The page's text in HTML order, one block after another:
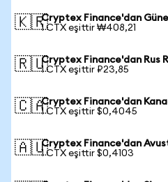
🇰🇷Cryptex Finance'dan
1 CTX eşittir ₩408,21
🇷🇺Cryptex Finance'dan Rus
1 CTX eşittir ₽23,85
🇨🇦Cryptex Finance'dan
1 CTX eşittir $0,4045
🇦🇺Cryptex Finance'dan
1 CTX eşittir $0,4103